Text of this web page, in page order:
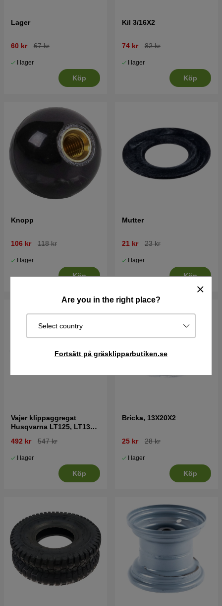
Are you in the right place?
Select country
Fortsätt på gräsklipparbutiken.se
Lager
60 kr 67 kr
I lager
Köp
Kil 3/16X2
74 kr 82 kr
I lager
Köp
Knopp
106 kr 118 kr
I lager
Köp
Mutter
21 kr 23 kr
I lager
Köp
Vajer klippaggregat
Husqvarna LT125, LT130,
492 kr 547 kr
I lager
Köp
Bricka, 13X20X2
25 kr 28 kr
I lager
Köp